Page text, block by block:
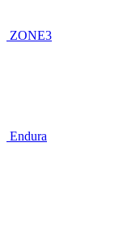
ZONE3
Endura